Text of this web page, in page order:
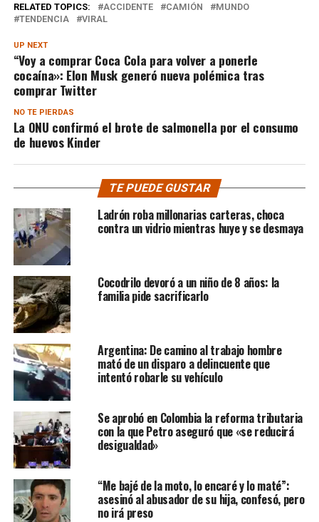
RELATED TOPICS: ACCIDENTE CAMIÓN
MUNDO
TENDENCIA
VIRAL
UP NEXT
“Voy a comprar Coca Cola para volver a ponerle
cocaína»: Elon Musk generó nueva polémica tras
comprar Twitter
NO TE PIERDAS
La ONU confirmó el brote de salmonella por el consumo
de huevos Kinder
TE PUEDE GUSTAR
Ladrón roba millonarias carteras, choca
contra un vidrio mientras huye y se desmaya
Cocodrilo devoró a un niño de 8 años: la
familia pide sacrificarlo
Argentina: De camino al trabajo hombre
mató de un disparo a delincuente que
intentó robarle su vehículo
Se aprobó en Colombia la reforma tributaria
con la que Petro aseguró que «se reducirá
desigualdad»
“Me bajé de la moto, lo encaré y lo maté”:
asesinó al abusador de su hija, confesó, pero
no irá preso